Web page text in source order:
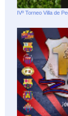
IVº Torneo Villa de